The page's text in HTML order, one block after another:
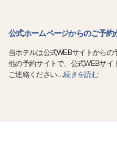
公式ホームページからのご予約
当ホテルは公式WEBサイトからの
他の予約サイトで、公式WEBサイ
ご連絡ください…続きを読む